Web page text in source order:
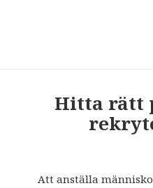
Hitta rätt
Att anställa